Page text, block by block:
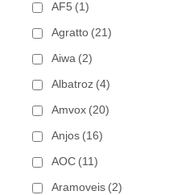
AF5 (1)
Agratto (21)
Aiwa (2)
Albatroz (4)
Amvox (20)
Anjos (16)
AOC (11)
Aramoveis (2)